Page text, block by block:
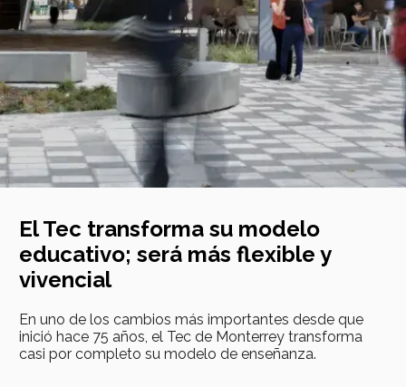
El Tec transforma su modelo
educativo; será más flexible y
vivencial
​​​​​​​En uno de los cambios más importantes desde que
inició hace 75 años, el Tec de Monterrey transforma
casi por completo su modelo de enseñanza.